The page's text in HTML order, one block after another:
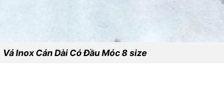
Vá Inox Cán Dài Có Đầu Móc 8 size